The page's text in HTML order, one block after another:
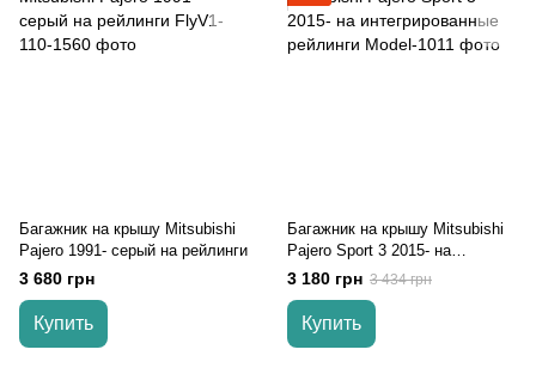
Багажник на крышу Mitsubishi
Pajero 1991- серый на рейлинги
3 680 грн
Купить
Багажник на крышу Mitsubishi
Pajero Sport 3 2015- на
интегрированные рейлинги
3 180 грн 3 434 грн
Купить